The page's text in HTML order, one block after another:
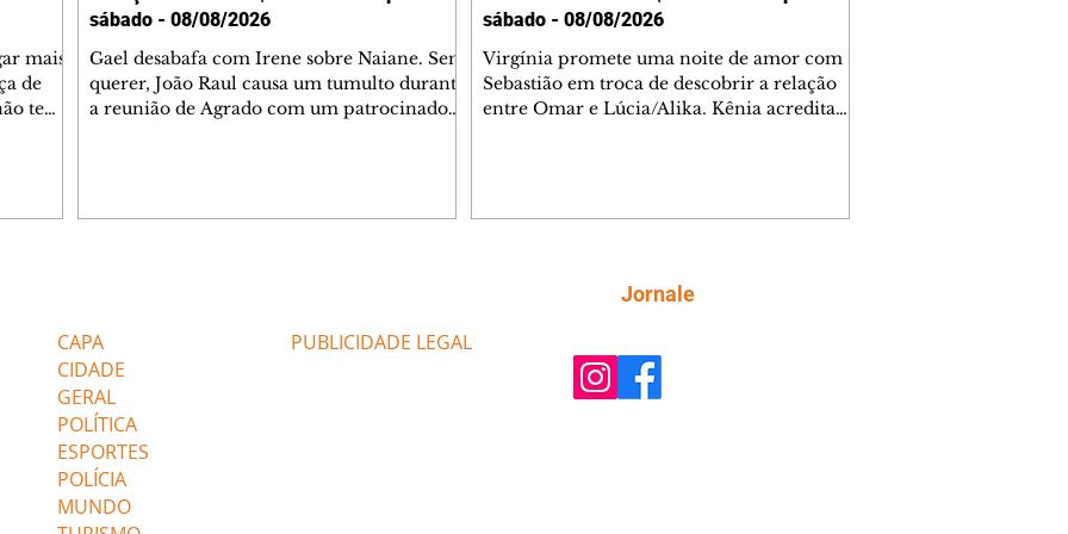
mais
de
tem
de
sábado - 08/08/2026
Gael desabafa com Irene sobre Naiane. Sem
querer, João Raul causa um tumulto durante
a reunião de Agrado com um patrocinador.
termina o relacionamento dos dois.
sábado - 08/08/2026
Virgínia promete uma noite de amor com
Sebastião em troca de descobrir a relação
entre Omar e Lúcia/Alika. Kênia acredita
comentam sobre a possível jazida de
tungstênio na região. Virgínia provoca
CAPA
CIDADE
GERAL
POLÍTICA
ESPORTES
POLÍCIA
MUNDO
PUBLICIDADE LEGAL
Jornale